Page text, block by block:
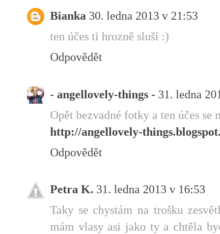
Bianka 30. ledna 2013 v 21:53
ten účes ti hrozně sluší :)
Odpovědět
- angellovely-things - 31. ledna
Opět bezvadné fotky a ten účes
http://angellovely-
Odpovědět
Petra K. 31. ledna 2013 v 16:53
Taky se chystám na trošku
mám vlasy asi jako ty a chtěla